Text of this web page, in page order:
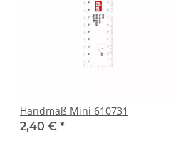
Handmaß Mini 610731
2,40 € *